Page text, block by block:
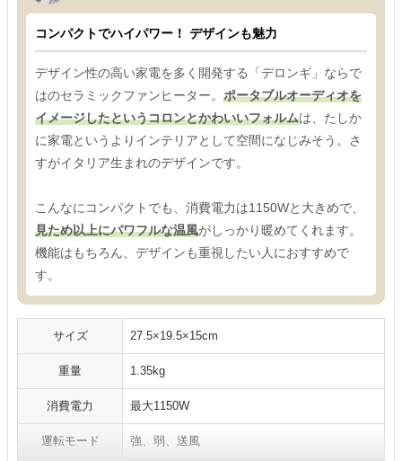
コンパクトでハイパワー！ デザインも魅力
デザイン性の高い家電を多く開発する「デロンギ」ならで
はのセラミックファンヒーター。 ポータブルオーディオを
イメージしたというコロンとかわいいフォルムは、たしか
に家電というよりインテリアとして空間になじみそう。さ
すがイタリア生まれのデザインです。
こんなにコンパクトでも、消費電力は1150Wと大きめで、
見ため以上にパワフルな温風がしっかり暖めてくれます。
機能はもちろん、デザインも重視したい人におすすめで
す。
サイズ 27.5×19.5×15cm
重量 1.35kg
消費電力 最大1150W
運転モード 強、弱、送風